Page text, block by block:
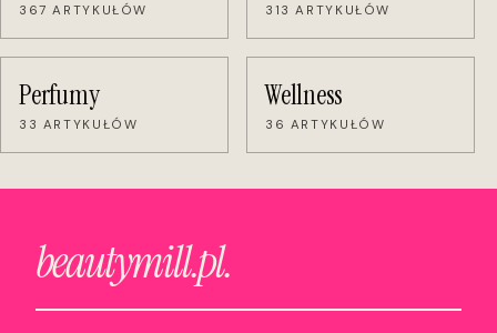
367 ARTYKUŁÓW 313 ARTYKUŁÓW
Perfumy
33 ARTYKUŁÓW
Wellness
36 ARTYKUŁÓW
beautymill.pl.